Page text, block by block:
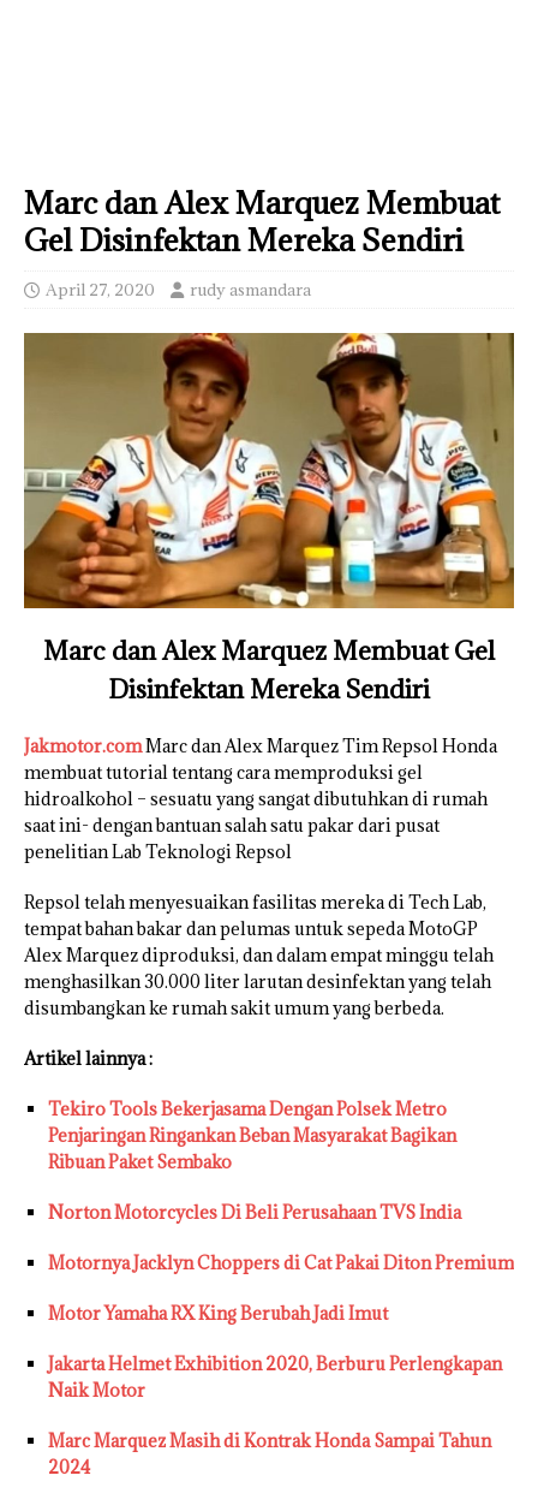
Marc dan Alex Marquez Membuat
Gel Disinfektan Mereka Sendiri
April 27, 2020 rudy asmandara
Marc dan Alex Marquez Membuat Gel
Disinfektan Mereka Sendiri
Jakmotor.comMarc dan Alex Marquez Tim Repsol Honda
membuat tutorial tentang cara memproduksi gel
hidroalkohol – sesuatu yang sangat dibutuhkan di rumah
saat ini- dengan bantuan salah satu pakar dari pusat
penelitian Lab Teknologi Repsol
Repsol telah menyesuaikan fasilitas mereka di Tech Lab,
tempat bahan bakar dan pelumas untuk sepeda MotoGP
Alex Marquez diproduksi, dan dalam empat minggu telah
menghasilkan 30.000 liter larutan desinfektan yang telah
disumbangkan ke rumah sakit umum yang berbeda.
Artikel lainnya :
Tekiro Tools Bekerjasama Dengan Polsek Metro
Penjaringan Ringankan Beban Masyarakat Bagikan
Ribuan Paket Sembako
Norton Motorcycles Di Beli Perusahaan TVS India
Motornya Jacklyn Choppers di Cat Pakai Diton Premium
Motor Yamaha RX King Berubah Jadi Imut
Jakarta Helmet Exhibition 2020, Berburu Perlengkapan
Naik Motor
Marc Marquez Masih di Kontrak Honda Sampai Tahun
2024